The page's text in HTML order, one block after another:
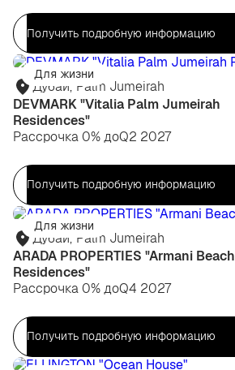
Получить подробную информацию
Для жизни
Дубай, Palm Jumeirah
DEVMARK "Vitalia Palm Jumeirah
Residences"
Рассрочка 0% доQ2 2027
Получить подробную информацию
Для жизни
Дубай, Palm Jumeirah
ARADA PROPERTIES "Armani Beach
Residences"
Рассрочка 0% доQ4 2027
Получить подробную информацию